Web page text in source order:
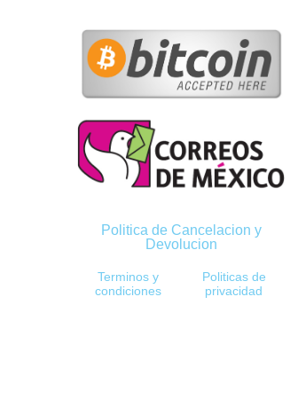
Politica de Cancelacion y
Devolucion
Terminos y
condiciones
Politicas de
privacidad